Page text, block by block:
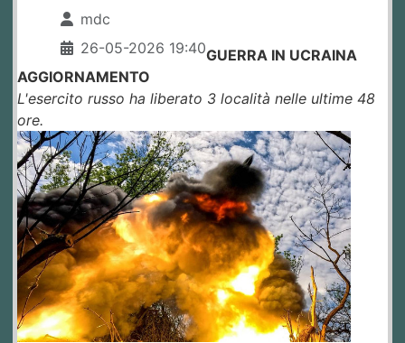
mdc
26-05-2026 19:40GUERRA IN UCRAINA
AGGIORNAMENTO
L'esercito russo ha liberato 3 località nelle ultime 48
ore.